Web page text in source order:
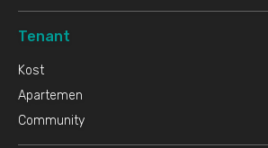
Tenant
Kost
Apartemen
Community